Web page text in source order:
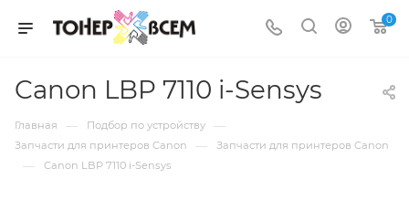
0
Canon LBP 7110 i-Sensys
Главная — Подбор по устройству —
Запчасти для принтеров Canon — Запчасти для принтеров Canon
— Canon LBP 7110 i-Sensys